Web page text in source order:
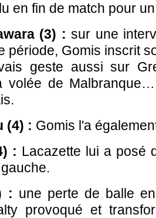
en fin de match pour
(3) : sur une
période, Gomis inscrit
geste aussi sur
volée de
(4) : Gomis l'a
: Lacazette lui a posé
: une perte de balle
provoqué et